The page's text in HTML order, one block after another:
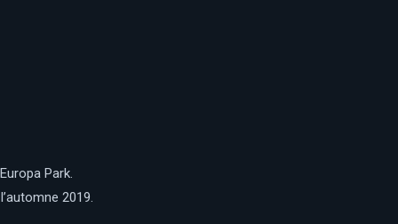
Park.
2019.